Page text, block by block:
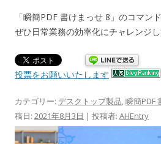
「瞬簡PDF 書けまっせ 8」のコマン
ぜひ日常業務の効率化にチャレンジ
投票をお願いいたします
カテゴリー: デスクトップ製品,瞬簡PDF
稿日: 2021年8月3日 | 投稿者: AHEntry